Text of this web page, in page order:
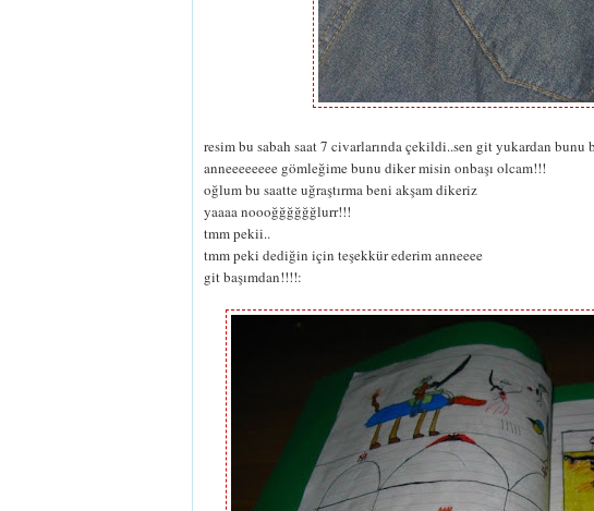
resim bu sabah saat 7 civarlarında çekildi..sen git yukardan bunu
anneeeeeeee gömleğime bunu diker misin onbaşı olcam!!!
oğlum bu saatte uğraştırma beni akşam dikeriz
yaaaa noooğğğğğğlurr!!!
tmm pekii..
tmm peki dediğin için teşekkür ederim anneeee
git başımdan!!!!: